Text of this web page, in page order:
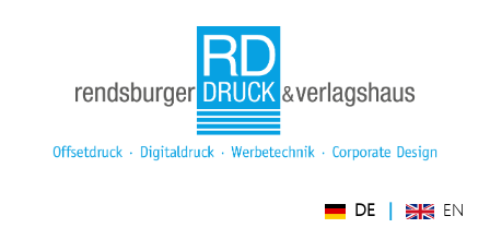
DE | EN